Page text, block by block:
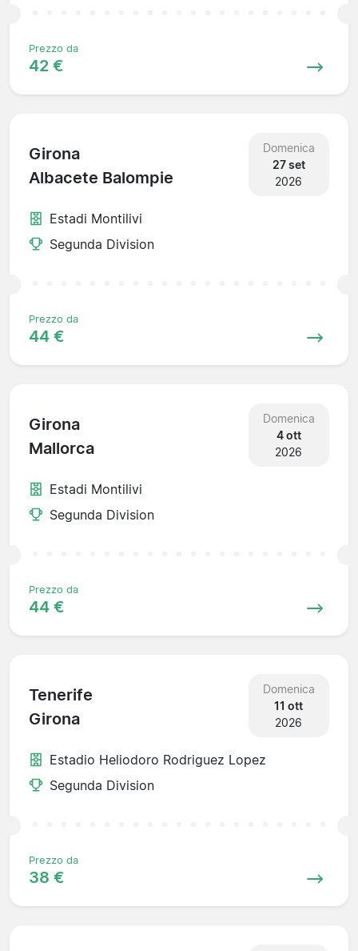
Prezzo da
42 €
Girona
Albacete Balompie
Domenica
27 set
2026
Estadi Montilivi
Segunda Division
Prezzo da
44 €
Girona
Mallorca
Domenica
4 ott
2026
Estadi Montilivi
Segunda Division
Prezzo da
44 €
Tenerife
Girona
Domenica
11 ott
2026
Estadio Heliodoro Rodriguez Lopez
Segunda Division
Prezzo da
38 €